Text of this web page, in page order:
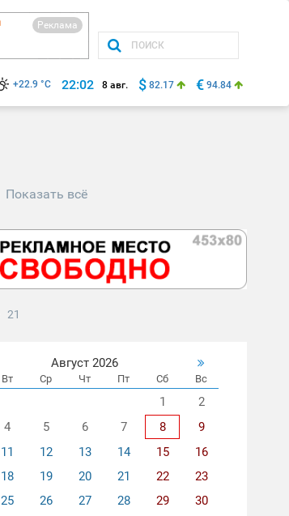
Реклама
+22.9 °C 22:02 8 авг. $ 82.17 € 94.84
Показать всё
21
Август 2026
Вт Ср Чт Пт Сб Вс
1
2
4 5 6 7 8
9
11 12 13 14 15
16
18 19 20 21 22
23
25 26 27 28 29
30